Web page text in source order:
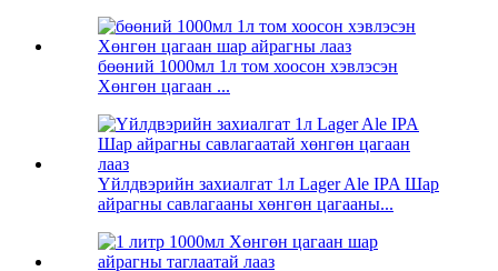
бөөний 1000мл 1л том хоосон хэвлэсэн
Хөнгөн цагаан ...
Үйлдвэрийн захиалгат 1л Lager Ale IPA Шар
айрагны савлагааны хөнгөн цагааны...